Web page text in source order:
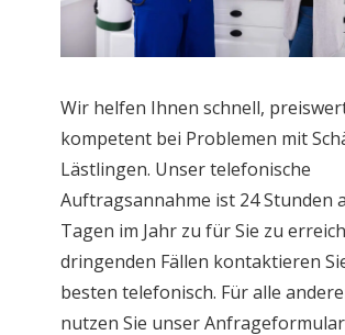
Wir helfen Ihnen schnell,
kompetent bei Problemen mit Schädlingen und
Lästlingen. Unser telefonische
Auftragsannahme ist 24 Stunden
Tagen im Jahr zu für Sie zu erreichen. In
dringenden Fällen kontaktieren
besten telefonisch. Für alle
nutzen Sie unser